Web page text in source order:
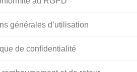
générales d’utilisation
de confidentialité